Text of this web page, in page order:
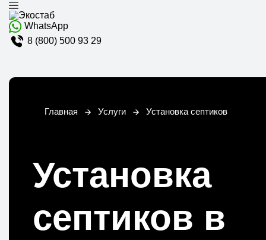
WhatsApp
8 (800) 500 93 29
Главная Услуги Установка септиков
Установка
септиков в